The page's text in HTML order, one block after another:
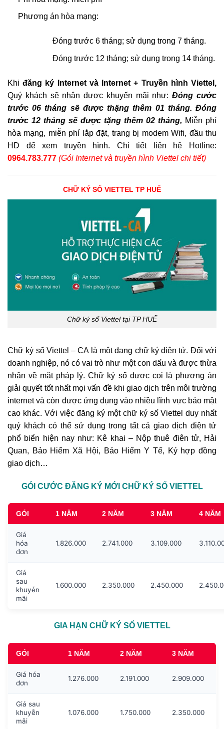
Phương án hòa mạng:
Đóng trước 6 tháng; sử dụng trong 7 tháng.
Đóng trước 12 tháng; sử dụng trong 14 tháng.
Khiđăng ký Internet và Internet + Truyền hình Viettel,
Quý khách sẽ nhận được khuyến mãi như:Đóng cước
trước 06 tháng sẽ được thặng thêm 01 tháng. Đóng
trước 12 tháng sẽ được tặng thêm 02 tháng, Miễn phí
hòa mạng, miễn phí lắp đặt, trang bị modem Wifi, đầu thu
HD để xem truyền hình. Chi tiết liên hệ Hotline:
0964.783.777 (Gói Internet và truyền hình Viettel chi tiết)
CHỮ KÝ SỐ VIETTEL TP HUẾ
Chữ ký số Viettel tại TP HUẾ
Chữ ký số Viettel – CA là một dạng chữ ký điện tử. Đối với
doanh nghiệp, nó có vai trò như một con dấu và được thừa
nhận về mặt pháp lý. Chữ ký số được coi là phương án
giải quyết tốt nhất mọi vấn đề khi giao dịch trên môi trường
internet và còn được ứng dụng vào nhiều lĩnh vực bảo mật
cao khác. Với việc đăng ký một chữ ký số Viettel duy nhất
quý khách có thể sử dụng trong tất cả giao dịch điện tử
phổ biển hiện nay như: Kê khai – Nộp thuê điên tử, Hải
Quan, Bảo Hiểm Xã Hội, Bảo Hiểm Y Tế, Ký hợp đồng
giao dịch…
GÓI CƯỚC ĐĂNG KÝ MỚI CHỮ KÝ SỐ VIETTEL
GÓI 1 NĂM 2 NĂM 3 NĂM 4 NĂM
Giá
hóa
đơn
1.826.000 2.741.000 3.109.000
Giá
sau
khuyễn
mãi
1.600.000 2.350.000 2.450.000
GIA HẠN CHỮ KÝ SỐ VIETTEL
GÓI 1 NĂM 2 NĂM 3 NĂM
Giá hóa
đơn
1.276.000 2.191.000 2.909.000
Giá sau
khuyễn
mãi
1.076.000 1.750.000 2.350.000